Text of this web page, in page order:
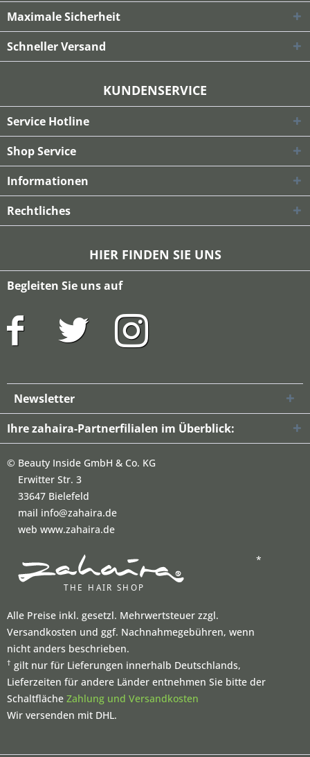
Maximale Sicherheit
Schneller Versand
KUNDENSERVICE
Service Hotline
Shop Service
Informationen
Rechtliches
HIER FINDEN SIE UNS
Begleiten Sie uns auf
Newsletter
Ihre zahaira-Partnerfilialen im Überblick:
© Beauty Inside GmbH & Co. KG
Erwitter Str. 3
33647 Bielefeld
mail info@zahaira.de
web www.zahaira.de
*
Alle Preise inkl. gesetzl. Mehrwertsteuer zzgl.
Versandkosten und ggf. Nachnahmegebühren, wenn
nicht anders beschrieben.
† gilt nur für Lieferungen innerhalb Deutschlands,
Lieferzeiten für andere Länder entnehmen Sie bitte der
Schaltfläche Zahlung und Versandkosten
Wir versenden mit DHL.